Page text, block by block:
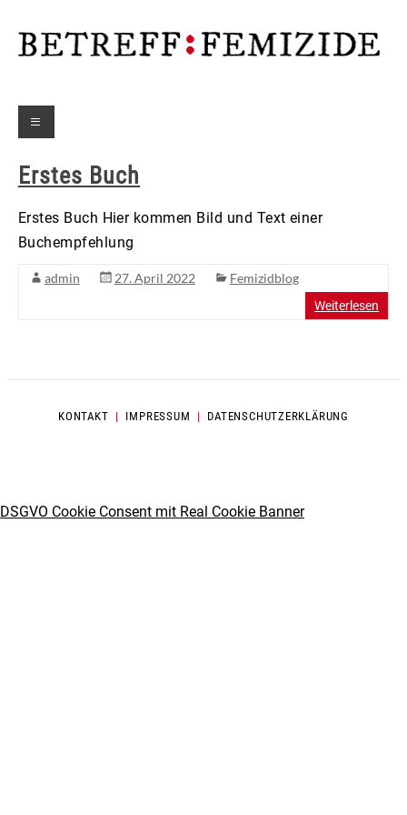
Zum
Inhalt
Betreff:Femizide
Das
interdisziplinäre
beleuchtet das
femizidaler
Gewalt: Morde
an Frauen, weil
Menü
Erstes Buch
Erstes Buch Hier kommen Bild und Text einer
Buchempfehlung
admin 27. April 2022 Femizidblog
Weiterlesen
KONTAKT | IMPRESSUM | DATENSCHUTZERKLÄRUNG
DSGVO Cookie Consent mit Real Cookie Banner